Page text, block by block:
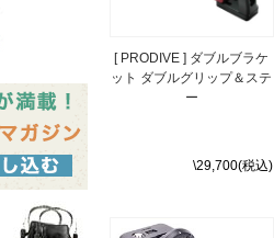
[ PRODIVE ] ダブルブラケ
ット ダブルグリップ＆ステ
ー
\29,700(税込)